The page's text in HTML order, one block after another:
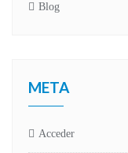
Blog
META
Acceder